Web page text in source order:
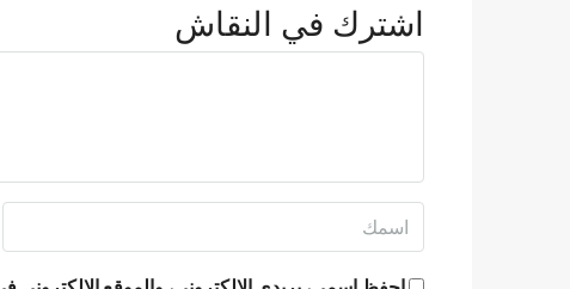
اشترك في النقاش